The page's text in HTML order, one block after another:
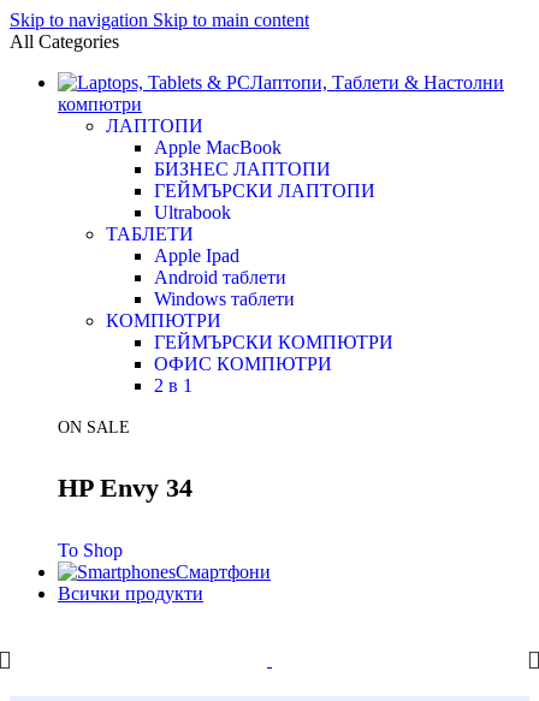
Skip to navigation Skip to main content
All Categories
Лаптопи, Таблети & Настолни
компютри
ЛАПТОПИ
Apple MacBook
БИЗНЕС ЛАПТОПИ
ГЕЙМЪРСКИ ЛАПТОПИ
Ultrabook
ТАБЛЕТИ
Apple Ipad
Android таблети
Windows таблети
КОМПЮТРИ
ГЕЙМЪРСКИ КОМПЮТРИ
ОФИС КОМПЮТРИ
2 в 1
ON SALE
HP Envy 34
To Shop
Смартфони
Всички продукти